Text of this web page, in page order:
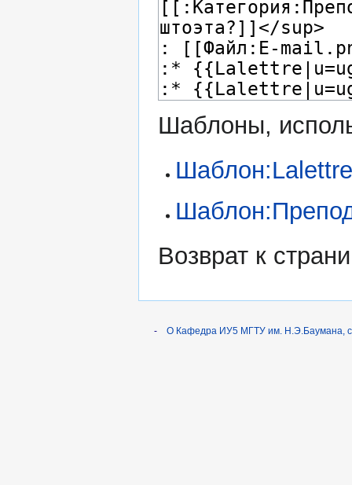
Шаблоны,
Возврат к
- О Кафедра ИУ5 МГТУ им. Н.Э.Баумана,